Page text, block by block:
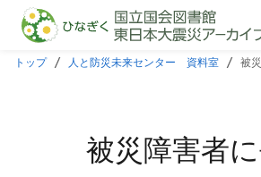
本文に飛ぶ
トップ 人と防災未来センター 資料室 被
被災障害者